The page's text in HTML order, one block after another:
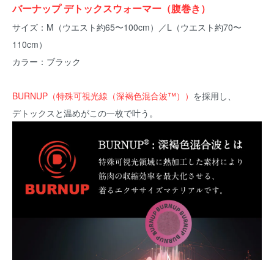
バーナップ デトックスウォーマー（腹巻き）
サイズ：M（ウエスト約65〜100cm）／L（ウエスト約70〜
110cm）
カラー：ブラック
BURNUP（特殊可視光線（深褐色混合波™︎）） を採用し、
デトックスと温めがこの一枚で叶う。